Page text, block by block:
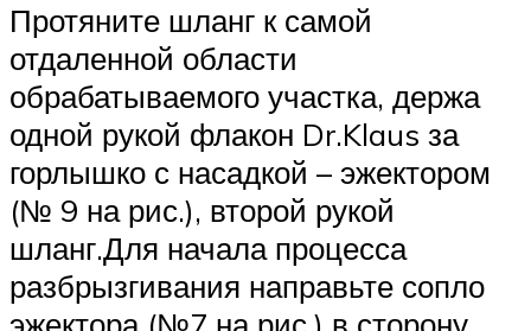
Протяните шланг к самой
отдаленной области
обрабатываемого участка, держа
одной рукой флакон Dr.Klaus за
горлышко с насадкой – эжектором
(№ 9 на рис.), второй рукой
шланг.Для начала процесса
разбрызгивания направьте сопло